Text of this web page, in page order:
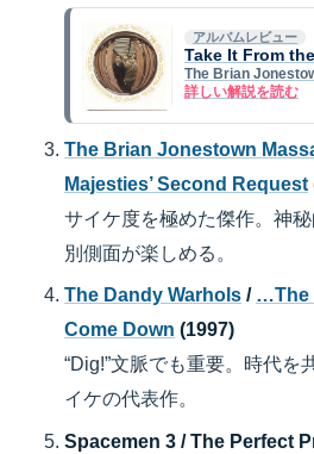
アルバムレビュー
Take It From
The Brian
詳しい解説を読む
The Brian Jonestown
Majesties’ Second Request
サイケ度を極めた傑作。神
別側面が楽しめる。
The Dandy Warhols / …The
Come Down (1997)
“Dig!”文脈でも重要。時代を
イケの代表作。
Spacemen 3 / The Perfect